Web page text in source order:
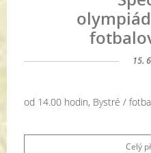
15.
od 14.00 hodin, Bystré /
Celý